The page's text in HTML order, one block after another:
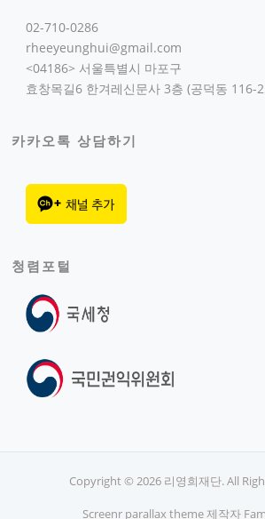
02-710-0286
rheeyeunghui@gmail.com
<04186> 서울특별시 마포구
효창목길6 한겨레신문사 3층 (공덕동 116-
카카오톡 상담하기
청렴포털
Copyright © 2026 리영희재단. All
Screenr parallax theme제작자